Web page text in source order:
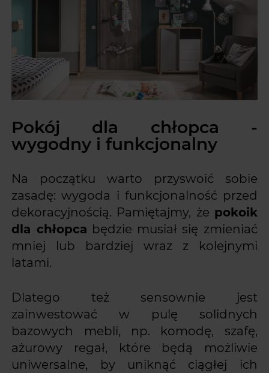
Pokój dla chłopca -
wygodny i funkcjonalny
Na początku warto przyswoić sobie
zasadę: wygoda i funkcjonalność przed
dekoracyjnością. Pamiętajmy, że pokoik
dla chłopca będzie musiał się zmieniać
mniej lub bardziej wraz z kolejnymi
latami.
Dlatego też sensownie jest
zainwestować w pulę solidnych
bazowych mebli, np. komodę, szafę,
ażurowy regał, które będą możliwie
uniwersalne, by uniknąć ciągłej ich